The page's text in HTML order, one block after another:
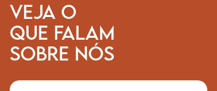
VEJA O
QUE FALAM
SOBRE NÓS